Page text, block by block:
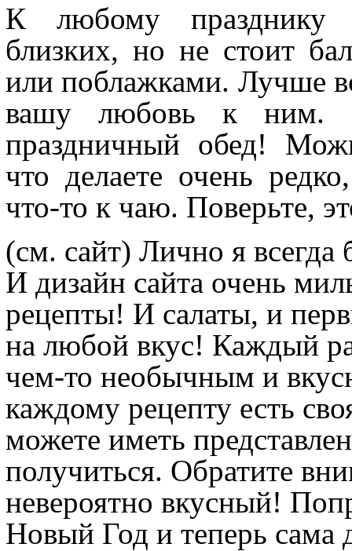
К любому празднику
близких, но не стоит
или поблажками. Лучше
вашу любовь к ним.
праздничный обед!
что делаете очень
что-то к чаю. Поверьте,
(см. сайт) Лично я всегда
И дизайн сайта очень
рецепты! И салаты, и
на любой вкус! Каждый
чем-то необычным и
каждому рецепту есть
можете иметь
получиться. Обратите
невероятно вкусный!
Новый Год и теперь сама